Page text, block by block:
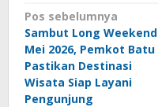
Navigasi
pos
Pos sebelumnya
Sambut Long Weekend
Mei 2026, Pemkot Batu
Pastikan Destinasi
Wisata Siap Layani
Pengunjung